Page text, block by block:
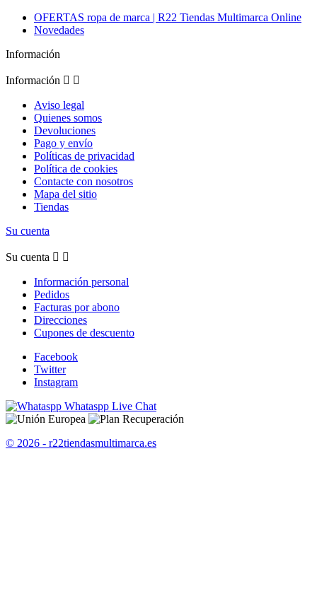
OFERTAS ropa de marca | R22 Tiendas Multimarca Online
Novedades
Información
Información  
Aviso legal
Quienes somos
Devoluciones
Pago y envío
Políticas de privacidad
Política de cookies
Contacte con nosotros
Mapa del sitio
Tiendas
Su cuenta
Su cuenta  
Información personal
Pedidos
Facturas por abono
Direcciones
Cupones de descuento
Facebook
Twitter
Instagram
Whataspp Live Chat
© 2026 - r22tiendasmultimarca.es